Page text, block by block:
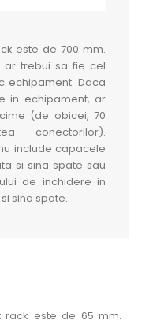
este de 700 mm.
ar trebui sa fie cel
echipament. Daca
in echipament, ar
(de obicei, 70
conectorilor).
include capacele
si sina spate sau
de inchidere in
sina spate.
este de 65 mm.